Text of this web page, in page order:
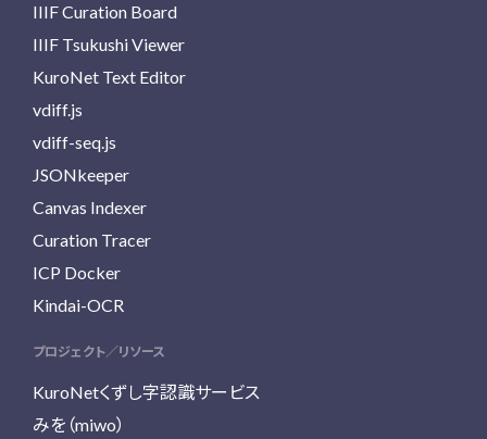
IIIF Curation Board
IIIF Tsukushi Viewer
KuroNet Text Editor
vdiff.js
vdiff-seq.js
JSONkeeper
Canvas Indexer
Curation Tracer
ICP Docker
Kindai-OCR
プロジェクト／リソース
KuroNetくずし字認識サービス
みを（miwo）